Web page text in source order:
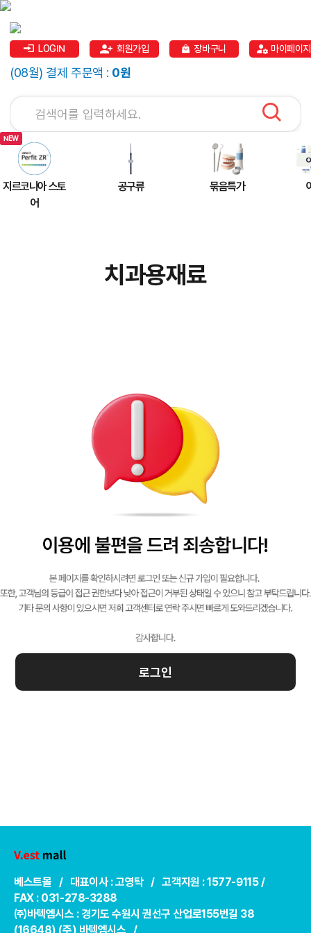
LOGIN 회원가입 장바구니 마이페이지
(08월) 결제 주문액 : 0원
지르코니아 스토
어
공구류 묶음특가
치과용재료
로그인
베스트몰 / 대표이사 : 고영탁 / 고객지원 : 1577-9115 /
FAX : 031-278-3288
㈜바텍엠시스 : 경기도 수원시 권선구 산업로155번길 38
(16648) (주) 바텍엠시스 /